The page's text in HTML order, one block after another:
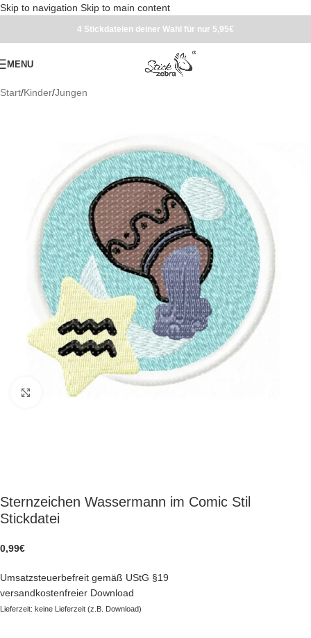
Skip to navigation Skip to main content
4 Stickdateien deiner Wahl für nur 5,95€
MENU
Start/Kinder/Jungen
zum Vergrößern klicken
Sternzeichen Wassermann im Comic Stil
Stickdatei
0,99€
Umsatzsteuerbefreit gemäß UStG §19
versandkostenfreier Download
Lieferzeit: keine Lieferzeit (z.B. Download)